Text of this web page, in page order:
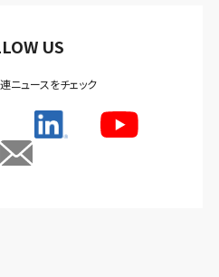
US
ニュースをチェック